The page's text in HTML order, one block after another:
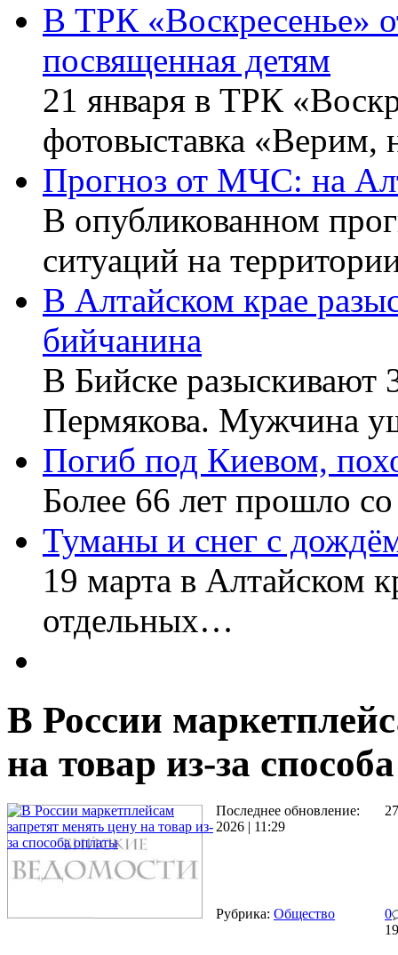
В ТРК «Воскресенье»
посвященная детям
21 января в ТРК
фотовыставка «Верим,
Прогноз от МЧС: на
В опубликованном
ситуаций на
В Алтайском крае
бийчанина
В Бийске разыскивают
Пермякова. Мужчина
Погиб под Киевом,
Более 66 лет прошло
Туманы и снег с
19 марта в Алтайском
отдельных…
В России
на товар из-за
Последнее обновление:
2026 | 11:29
Рубрика: Общество
0